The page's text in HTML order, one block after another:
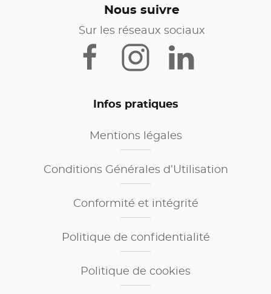
Nous suivre
Sur les réseaux sociaux
Infos pratiques
Mentions légales
Conditions Générales d’Utilisation
Conformité et intégrité
Politique de confidentialité
Politique de cookies